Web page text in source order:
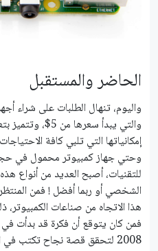
الحاضر والمستقبل
واليوم، تنهال الطلبات على شراء
والتي يبدأ سعرها
إمكانياتها التي تلبي كافة
وحتي جهاز كمبيوتر محمول في
للتقنيات، أصبح العديد من أنواع
الشخصي أو ربما أفضل ! فمن
هذا الاتجاه من صناعات الكمبيوتر،
2008 لتحقق قصة نجاح تكتب في التاريخ.